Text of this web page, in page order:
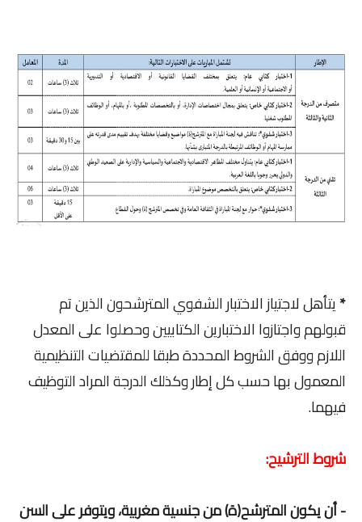
*يتأهل لاجتياز الاختبار الشفوي المترشحون الذين تم
قبولهم واجتازوا الاختبارين الكتابيين وحصلوا على المعدل
اللازم ووفق الشروط المحددة طبقا للمقتضيات التنظيمية
المعمول بها حسب كل إطار وكذلك الدرجة المراد التوظيف
فيهما.
شروط الترشيح:
- أن يكون المترشح(ة) من جنسية مغربية، ويتوفر على السن